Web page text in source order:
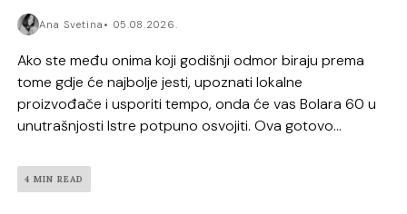
Ana Svetina 05.08.2026.
Ako ste među onima koji godišnji odmor biraju prema
tome gdje će najbolje jesti, upoznati lokalne
proizvođače i usporiti tempo, onda će vas Bolara 60 u
unutrašnjosti Istre potpuno osvojiti. Ova gotovo...
4 MIN READ